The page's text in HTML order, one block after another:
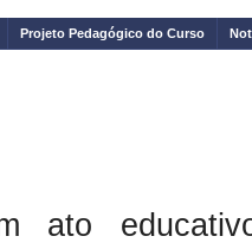
Projeto Pedagógico do Curso
ato